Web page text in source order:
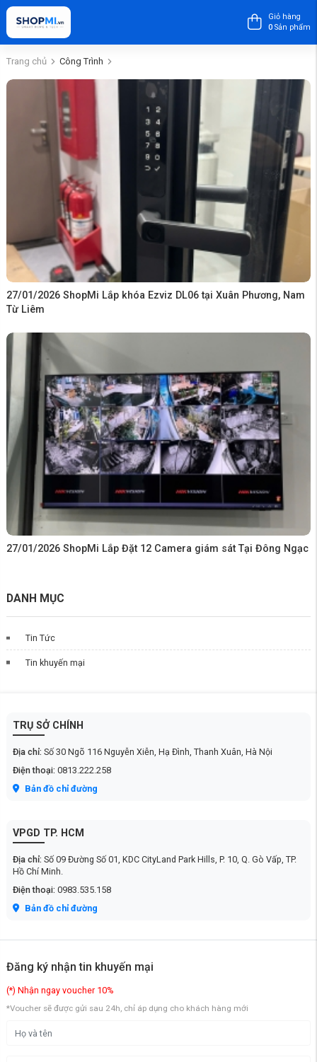
Giỏ hàng
0 Sản phẩm
Trang chủ Công Trình
27/01/2026 ShopMi Lắp khóa Ezviz DL06 tại Xuân Phương, Nam
Từ Liêm
27/01/2026 ShopMi Lắp Đặt 12 Camera giám sát Tại Đông Ngạc
DANH MỤC
Tin Tức
Tin khuyến mại
TRỤ SỞ CHÍNH
Địa chỉ: Số 30 Ngõ 116 Nguyễn Xiễn, Hạ Đình, Thanh Xuân, Hà Nội
Điện thoại: 0813.222.258
Bản đồ chỉ đường
VPGD TP. HCM
Địa chỉ: Số 09 Đường Số 01, KDC CityLand Park Hills, P. 10, Q. Gò Vấp, TP.
Hồ Chí Minh.
Điện thoại: 0983.535.158
Bản đồ chỉ đường
Đăng ký nhận tin khuyến mại
(*) Nhận ngay voucher 10%
*Voucher sẽ được gửi sau 24h, chỉ áp dụng cho khách hàng mới